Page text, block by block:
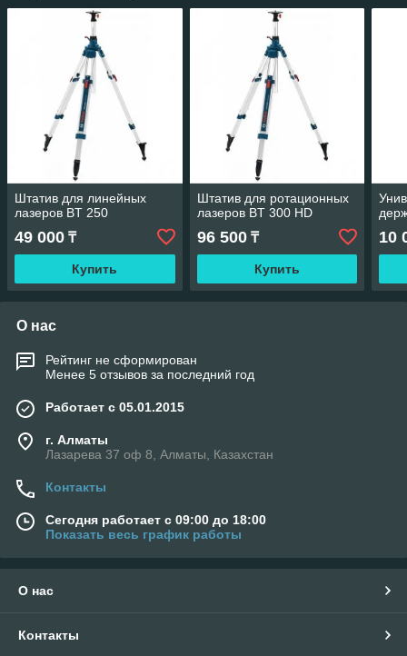
Штатив для линейных
лазеров BT 250
49 000 ₸
Купить
Штатив для ротационных
лазеров BT 300 HD
96 500₸
Купить
10
О нас
Рейтинг не сформирован
Менее 5 отзывов за последний год
Работает с 05.01.2015
г. Алматы
Лазарева 37 оф 8, Алматы, Казахстан
Контакты
Сегодня работает с 09:00 до 18:00
Показать весь график работы
О нас
Контакты